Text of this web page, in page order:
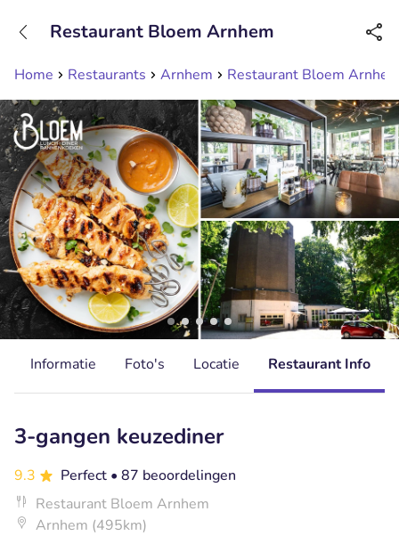
Bereikbaar tot 23:00 uur
Home Restaurants Arnhem Restaurant Bloem
Restaurant Bloem Arnhem
Informatie Foto's Locatie Restaurant Info
3-gangen keuzediner
9.3 Perfect • 87 beoordelingen
Restaurant Bloem Arnhem
Arnhem (495km)